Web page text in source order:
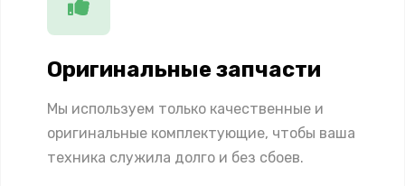
Оригинальные запчасти
Мы используем только качественные и
оригинальные комплектующие, чтобы ваша
техника служила долго и без сбоев.